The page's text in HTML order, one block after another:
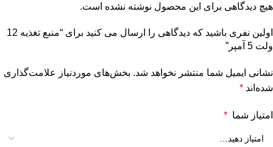
هیچ دیدگاهی برای این محصول نوشته نشده است.
اولین نفری باشید که دیدگاهی را ارسال می کنید برای “منبع تغذیه 12
ولت 5 آمپر”
نشانی ایمیل شما منتشر نخواهد شد. بخش‌های موردنیاز علامت‌گذاری
شده‌اند *
امتیاز شما *